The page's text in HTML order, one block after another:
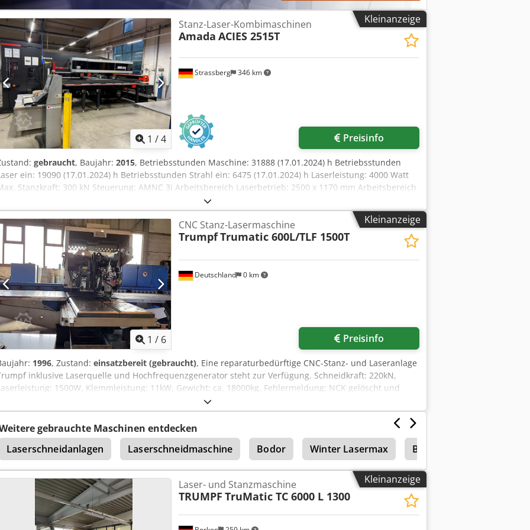
Informationen, technische Daten oder zur Vereinbarung eines Besichtigungstermins freuen wir
auf Ihre Kontaktaufnahme. Verfügbar ab KW 30
Kleinanzeige
1 /4
Strassberg 346 km
Stanz-Laser-Kombimaschinen
Amada ACIES 2515T
Preisinfo
gebraucht, Baujahr: 2015, Betriebsstunden Maschine: 31888 (17.01.2024) h Betriebsstunden
ein: 19090 (17.01.2024) h Betriebsstunden Strahl ein: 6475 (17.01.2024) h Laserleistung: 4000 Watt
Stanzkraft: 300 kN Steuerung: AMNC 3i Arbeitsbereich Laserbetrieb: 2500 x 1170 mm Arbeitsbereich
Stanzbetrieb: 3050 x 1525 mm Länge: 7870 mm Breite: 5880 mm Höhe: 2666 mm Gesamtanschlusswert:
kVA X-Achse: 100 m / min Y-Achse: 80 m / min Maschinengewicht ca.: 30000 kg Standardausstattung
R Hsx Aatjha - patentierter servo-elektrischer Doppelantrieb- Stanzkraft 300 kN-
Werkzeugstationen 32 (4 drehbare Stationen)- max Hubfolge: 400- max Materialdicke 6mm- Automatische
Fokuseinstellung- Automatische Gasdruckregelung- HS- Sensorschneidkopf- Düsenreinigung-
Gutteilklappe Zusatzausstattung - TSU Werkzeugwechsler 300 Automatisierung
Kleinanzeige
1 / 6
Deutschland 0 km
CNC Stanz-Lasermaschine
TrumpfTrumatic 600L/TLF 1500T
Preisinfo
1996, Zustand: einsatzbereit (gebraucht), Eine reparaturbedürftige CNC-Stanz- und Laseranlage
inklusive Laserquelle und Hochfrequenzgenerator steht zur Verfügung. Schneidkraft: 220kN,
1500W, Klemmleistung: 11kW, Gewicht: ca. 18000kg. Fehlermeldung: NCK gelöscht und
Pufferbatterie leer. Eine Besichtigung vor Ort ist möglich. Chodpozfaalefx Aatoa
gebrauchte Maschinen entdecken
Laserschneidanlagen
Laserschneidmaschine Bodor Winter Lasermax Baisheng Laser
Kleinanzeige
Laser- und Stanzmaschine
TRUMPF TruMatic TC 6000 L 1300